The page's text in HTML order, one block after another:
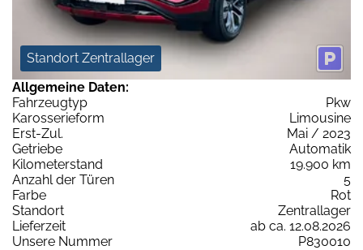
Standort Zentrallager
Allgemeine Daten:
Fahrzeugtyp
Pkw
Karosserieform
Limousine
Erst-Zul.
Mai / 2023
Getriebe
Automatik
Kilometerstand
19.900 km
Anzahl der Türen
5
Farbe
Rot
Standort
Zentrallager
Lieferzeit
ab ca. 12.08.2026
Unsere Nummer
P830010